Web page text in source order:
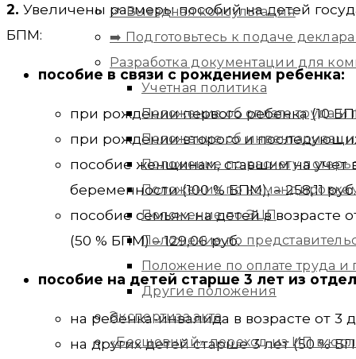
📌 Выездная консультация
➡️ Подготовьтесь к подаче
Разработка документации для
Учетная политика
Положение об оплате труда
Положение об
Положение по расчету
Положение по
Положение по ЭЦП
Положение по
Положение по оплате труда
Другие положения
Экспертиза акта
«Бесшовный» переход из ИП в
2. Увеличены размеры пособий на детей
БПМ:
пособие в связи с рождением ребенка:
при рождении первого ребенка (10
при рождении второго и
пособие женщинам, ставшим на учет
беременности (100 % БПМ), – 258,11
пособие семьям на детей в возрасте
(50 % БПМ) – 129,06 руб.
пособие на детей старше 3 лет из
на ребенка-инвалида в возрасте от 3
на других детей старше 3 лет (50 %